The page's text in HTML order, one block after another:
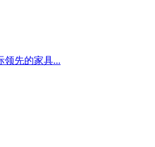
领先的家具...